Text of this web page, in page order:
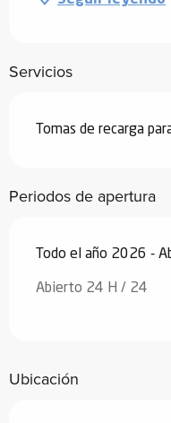
Servicios
Tomas de recarga
Periodos de apertura
Todo el año 2026 -
Abierto 24 H / 24
Ubicación